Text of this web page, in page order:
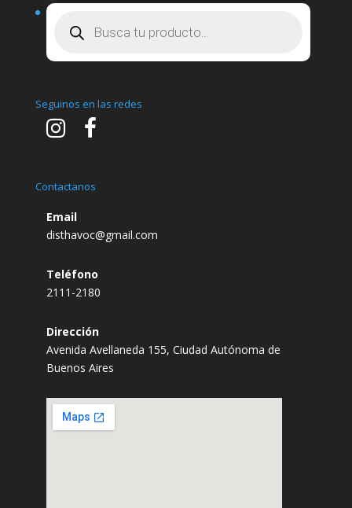
Seguinos en las redes
Contactanos
Email
disthavoc@gmail.com
Teléfono
2111-2180
Dirección
Avenida Avellaneda 155, Ciudad Autónoma de
Buenos Aires